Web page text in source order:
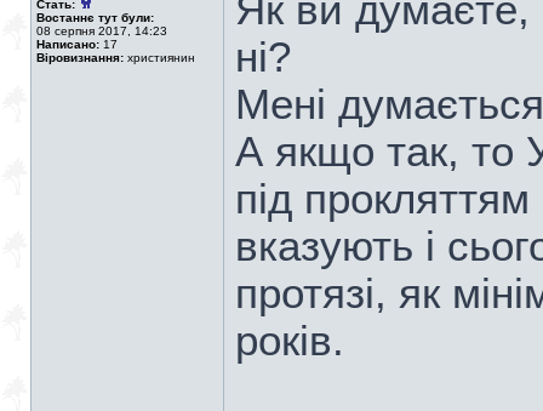
Стать:
Востаннє тут були:
08 серпня 2017, 14:23
Написано: 17
Віровизнання: християнин
Як ви
ні?
Мені
А якщо так, то
під
вказують і
протязі, як
років.